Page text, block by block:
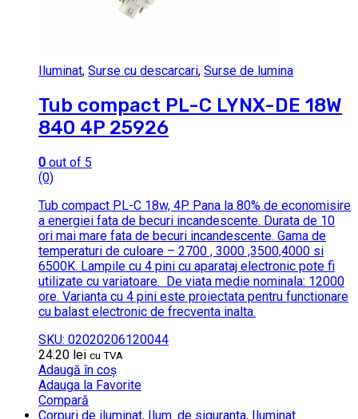
Iluminat, Surse cu descarcari, Surse de lumina
Tub compact PL-C LYNX-DE 18W
840 4P 25926
0 out of 5
(0)
Tub compact PL-C 18w, 4P. Pana la 80% de economisire
a energiei fata de becuri incandescente. Durata de 10
ori mai mare fata de becuri incandescente. Gama de
temperaturi de culoare – 2700 , 3000 ,3500,4000 si
6500K. Lampile cu 4 pini cu aparataj electronic pote fi
utilizate cu variatoare. De viata medie nominala: 12000
ore. Varianta cu 4 pini este proiectata pentru functionare
cu balast electronic de frecventa inalta.
SKU: 02020206120044
24.20 lei cu TVA
Adaugă în coș
Adauga la Favorite
Compară
Corpuri de iluminat, Ilum. de siguranta, Iluminat